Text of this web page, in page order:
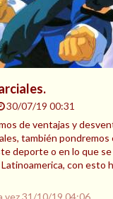
30/07/19 00:31
de ventajas y
también pondremos
deporte o en lo que
con esto
vez31/10/19 04:06